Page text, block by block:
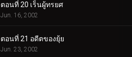
ตอนที่ 20 เร็นผู้ทรยศ
Jun. 16, 2002
ตอนที่ 21 อดีตของยุ้ย
Jun. 23, 2002